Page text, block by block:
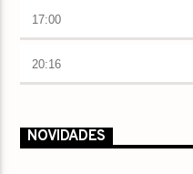
17:00
20:16
NOVIDADES